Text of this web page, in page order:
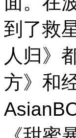
到了救
人归》
方》和